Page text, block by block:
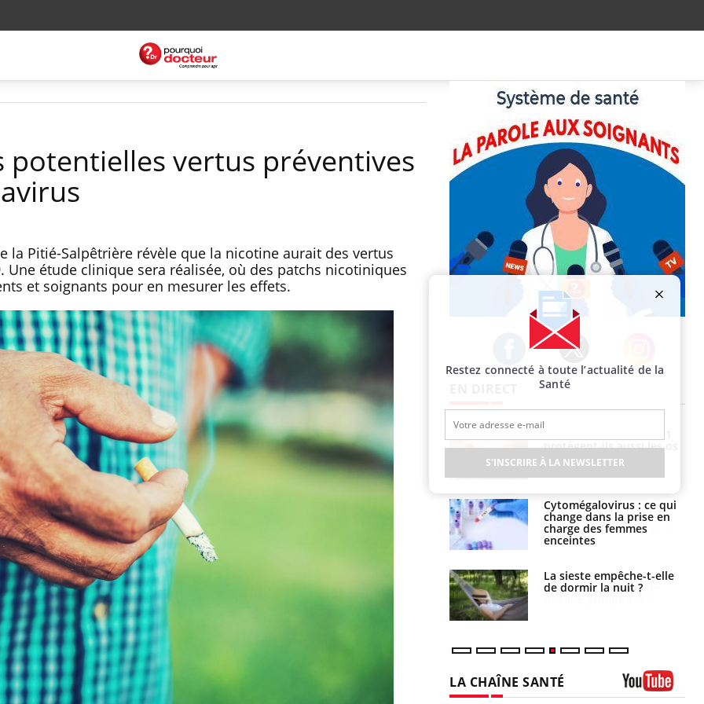
potentielles vertus préventives
la Pitié-Salpêtrière révèle que la nicotine aurait des vertus
Une étude clinique sera réalisée, où des patchs nicotiniques
et soignants pour en mesurer les effets.
Facebook Twitter Instagram
Toujours connectés :
comment le travail
empiète de plus en plus
sur nos soirées
Cancer colorectal : une
stratégie simple aurait
changé la donne au Pays
basque
Chikungunya, dengue,
West Nile : que se passe-
t-il dans le sud de la
France ?
Les médicaments GLP-1
protègent-ils aussi les os
?
de dormir la nuit ?
tous les jours se profile-t-
elle enfin ?
Pourquoi votre ventre
gâche-t-il les premiers
jours de vos vacances ?
Fortes chaleurs :
pourquoi le risque de
LA CHAÎNE SANTÉ
Restez connecté à toute l’actualité de la
Santé
S'INSCRIRE À LA NEWSLETTER